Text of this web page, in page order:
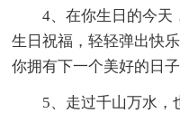
4、在你生日的今天
生日祝福，轻轻弹出快
你拥有下一个美好的日子
5、走过千山万水，